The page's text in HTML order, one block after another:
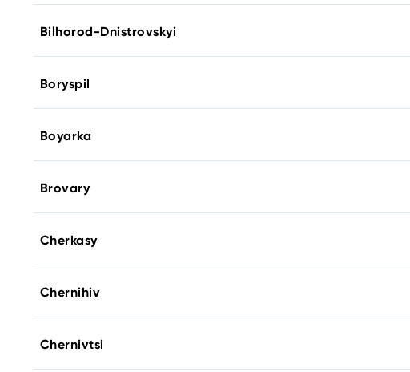
Bilhorod-Dnistrovskyi
Boryspil
Boyarka
Brovary
Cherkasy
Chernihiv
Chernivtsi